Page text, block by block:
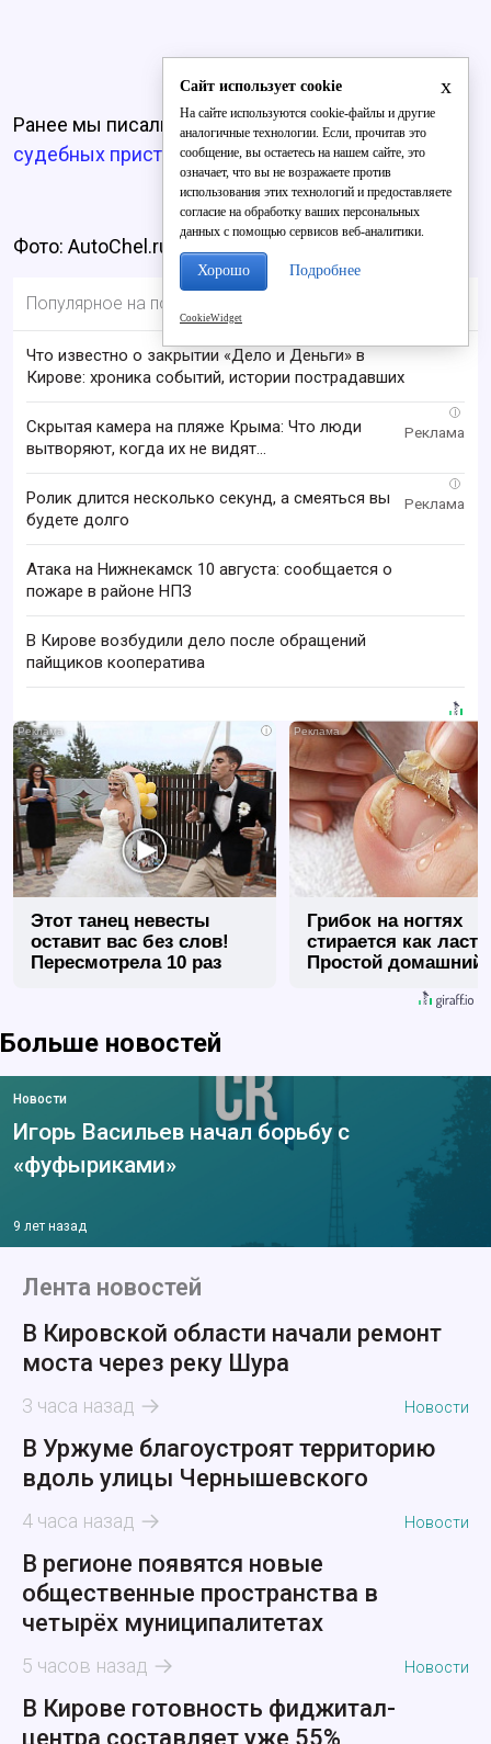
Ранее мы писали, чтокировчанин попросил
судебных приставов сделать его должником.
Фото: AutoChel.ru
Популярное на портале
Что известно о закрытии «Дело и Деньги» в
Кирове: хроника событий, истории пострадавших
i
Скрытая камера на пляже Крыма: Что люди
вытворяют, когда их не видят...
i
Ролик длится несколько секунд, а смеяться вы
будете долго
Атака на Нижнекамск 10 августа: сообщается о
пожаре в районе НПЗ
В Кирове возбудили дело после обращений
пайщиков кооператива
i
Этот танец невесты
оставит вас без слов!
Пересмотрела 10 раз
Грибок на ногтях
стирается как
Простой домашний
Больше новостей
Новости
Игорь Васильев начал борьбу с
«фуфыриками»
9 лет назад
Лента новостей
В Кировской области начали ремонт
моста через реку Шура
3 часа назад Новости
В Уржуме благоустроят территорию
вдоль улицы Чернышевского
4 часа назад Новости
В регионе появятся новые
общественные пространства в
четырёх муниципалитетах
5 часов назад Новости
В Кирове готовность фиджитал-
центра составляет уже 55%
x
Сайт использует cookie
На сайте используются cookie-файлы и другие
аналогичные технологии. Если, прочитав это
сообщение, вы остаетесь на нашем сайте, это
означает, что вы не возражаете против
использования этих технологий и предоставляете
согласие на обработку ваших персональных
данных с помощью сервисов веб-аналитики.
Хорошо Подробнее
CookieWidget